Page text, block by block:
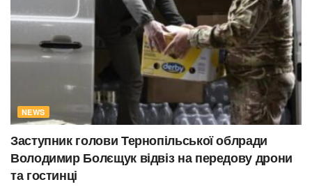
NEWS
Заступник голови Тернопільської облради
Володимир Болєщук відвіз на передову дрони
та гостинці